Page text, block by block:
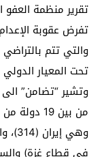
تقرير منظمة
تفرض عقوبة
والتي تتم
تحت المعيار
من بين